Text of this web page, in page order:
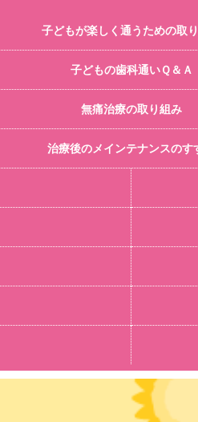
子どもが楽しく通うための取
子どもの歯科通いＱ＆Ａ
無痛治療の取り組み
治療後のメインテナンスのす